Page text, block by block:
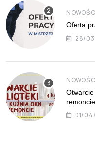
Oferta
28/
remoncie
01/